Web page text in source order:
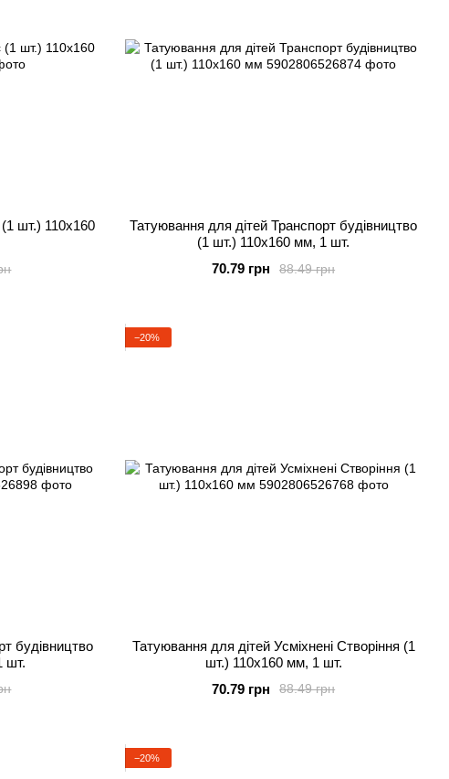
шт.) 110х160
Татуювання для дітей Транспорт будівництво
(1 шт.) 110х160 мм, 1 шт.
88.49 грн
70.79 грн
будівництво
шт.
−20%
Татуювання для дітей Усміхнені Створіння (1
шт.) 110х160 мм, 1 шт.
88.49 грн
70.79 грн
−20%